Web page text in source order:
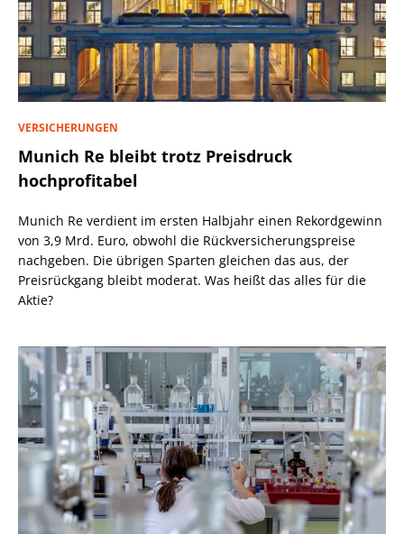
VERSICHERUNGEN
Munich Re bleibt trotz Preisdruck
hochprofitabel
Munich Re verdient im ersten Halbjahr einen Rekordgewinn
von 3,9 Mrd. Euro, obwohl die Rückversicherungspreise
nachgeben. Die übrigen Sparten gleichen das aus, der
Preisrückgang bleibt moderat. Was heißt das alles für die
Aktie?